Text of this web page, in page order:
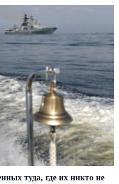
туда, где их никто не